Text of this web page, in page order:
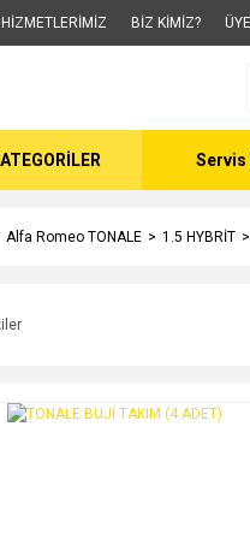
BİZ KİMİZ?
Alfa Romeo TONALE 1.5 HYBRİT